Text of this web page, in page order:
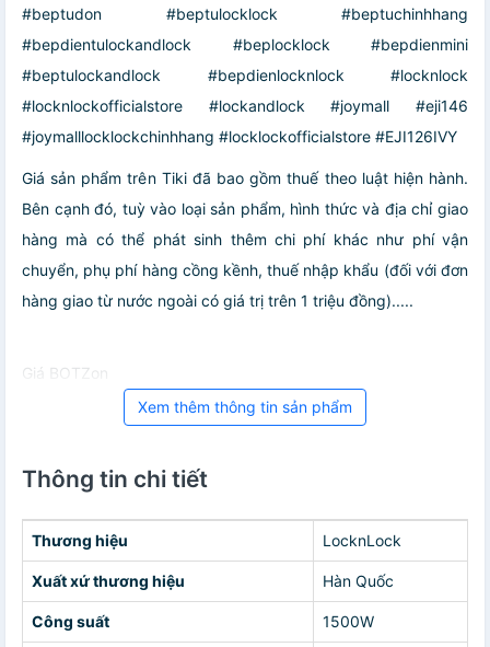
#beptudon #beptulocklock #beptuchinhhang
#bepdientulockandlock #beplocklock #bepdienmini
#beptulockandlock #bepdienlocknlock #locknlock
#locknlockofficialstore #lockandlock #joymall #eji146
#joymalllocklockchinhhang #locklockofficialstore #EJI126IVY
Giá sản phẩm trên Tiki đã bao gồm thuế theo luật hiện hành.
Bên cạnh đó, tuỳ vào loại sản phẩm, hình thức và địa chỉ giao
hàng mà có thể phát sinh thêm chi phí khác như phí vận
chuyển, phụ phí hàng cồng kềnh, thuế nhập khẩu (đối với đơn
hàng giao từ nước ngoài có giá trị trên 1 triệu đồng).....
Giá BOTZon
Xem thêm thông tin sản phẩm
Thông tin chi tiết
Thương hiệu LocknLock
Xuất xứ thương hiệu Hàn Quốc
Công suất 1500W